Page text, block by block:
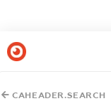
CAHEADER.SEARCH